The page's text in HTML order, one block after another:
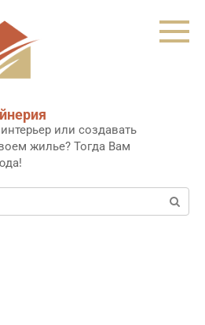
или создавать
жилье? Тогда Вам